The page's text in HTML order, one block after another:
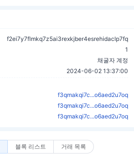
f2ei7y7flmkq7z5ai3rexkjber4esrehidaclp7fq
1
채굴자 계정
2024-06-02 13:37:00
f3qmakqi7c...o6aed2u7oq
f3qmakqi7c...o6aed2u7oq
f3qmakqi7c...o6aed2u7oq
블록 리스트 거래 목록